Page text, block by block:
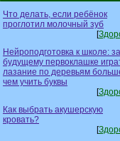
Что делать, если ребёнок
проглотил молочный зуб
[
Нейроподготовка к школе:
будущему первоклашке
лазание по деревьям
чем учить буквы
[
Как выбрать акушерскую
кровать?
[